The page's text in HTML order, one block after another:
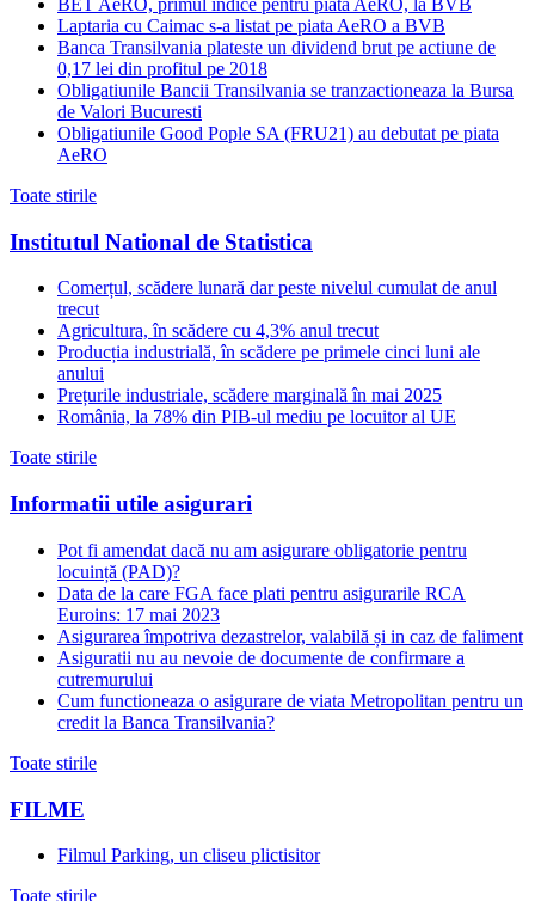
BET AeRO, primul indice pentru piata AeRO, la BVB
Laptaria cu Caimac s-a listat pe piata AeRO a BVB
Banca Transilvania plateste un dividend brut pe actiune de
0,17 lei din profitul pe 2018
Obligatiunile Bancii Transilvania se tranzactioneaza la Bursa
de Valori Bucuresti
Obligatiunile Good Pople SA (FRU21) au debutat pe piata
AeRO
Toate stirile
Institutul National de Statistica
Comerțul, scădere lunară dar peste nivelul cumulat de anul
trecut
Agricultura, în scădere cu 4,3% anul trecut
Producția industrială, în scădere pe primele cinci luni ale
anului
Prețurile industriale, scădere marginală în mai 2025
România, la 78% din PIB-ul mediu pe locuitor al UE
Toate stirile
Informatii utile asigurari
Pot fi amendat dacă nu am asigurare obligatorie pentru
locuință (PAD)?
Data de la care FGA face plati pentru asigurarile RCA
Euroins: 17 mai 2023
Asigurarea împotriva dezastrelor, valabilă și in caz de faliment
Asiguratii nu au nevoie de documente de confirmare a
cutremurului
Cum functioneaza o asigurare de viata Metropolitan pentru un
credit la Banca Transilvania?
Toate stirile
FILME
Filmul Parking, un cliseu plictisitor
Toate stirile